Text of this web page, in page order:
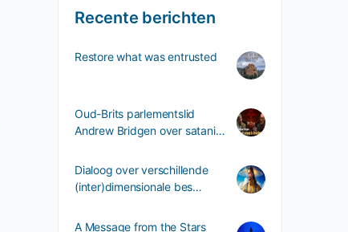
Recente berichten
Restore what was entrusted
Oud-Brits parlementslid
Andrew Bridgen over satani…
Dialoog over verschillende
(inter)dimensionale bes…
A Message from the Stars